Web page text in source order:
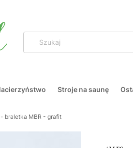
Stroje na saunę
braletka MBR - grafit